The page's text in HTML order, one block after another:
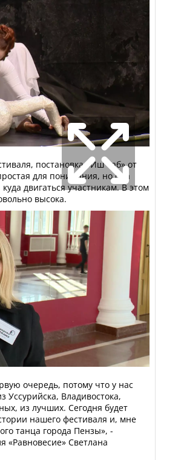
постановка «Иш Таб» от
для понимания, но она
двигаться участникам. В этом
высока.
очередь, потому что у нас
Уссурийска, Владивостока,
из лучших. Сегодня будет
нашего фестиваля и, мне
танца города Пензы», -
«Равновесие» Светлана